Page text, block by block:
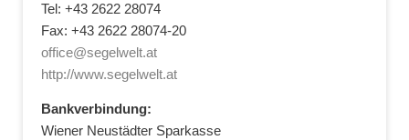
Tel: +43 2622 28074
Fax: +43 2622 28074-20
office@segelwelt.at
http://www.segelwelt.at
Bankverbindung:
Wiener Neustädter Sparkasse